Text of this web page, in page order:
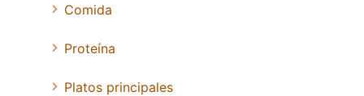
Comida
Proteína
Platos principales